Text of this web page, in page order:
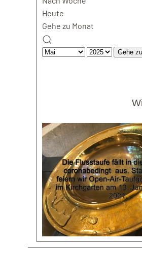
Heute
Gehe zu Monat
Gehe